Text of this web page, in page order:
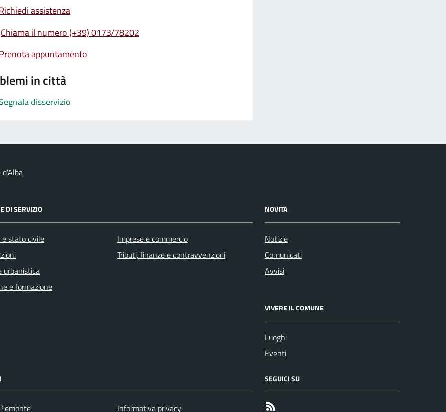
Richiedi assistenza
Chiama il numero (+39) 0173/78202
Prenota appuntamento
in città
Segnala disservizio
d'Alba
DI SERVIZIO
e stato civile
urbanistica
e formazione
Imprese e commercio
Tributi, finanze e contravvenzioni
NOVITÀ
Notizie
Comunicati
Avvisi
VIVERE IL COMUNE
Luoghi
Eventi
Informativa privacy
SEGUICI SU